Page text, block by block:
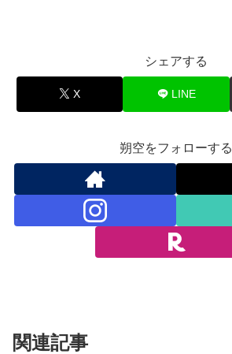
シェアする
X LINE
朔空をフォローする
関連記事